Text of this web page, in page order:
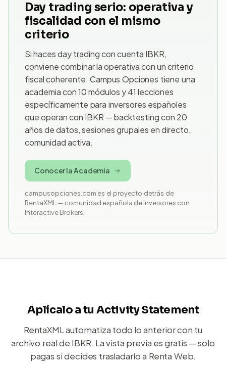
Day trading serio: operativa y
fiscalidad con el mismo
criterio
Si haces day trading con cuenta IBKR,
conviene combinar la operativa con un criterio
fiscal coherente. Campus Opciones tiene una
academia con 10 módulos y 41 lecciones
específicamente para inversores españoles
que operan con IBKR — backtesting con 20
años de datos, sesiones grupales en directo,
comunidad activa.
Conocer la Academia
campusopciones.com es el proyecto detrás de
RentaXML — comunidad española de inversores con
Interactive Brokers.
Aplícalo a tu Activity Statement
RentaXML automatiza todo lo anterior con tu
archivo real de IBKR. La vista previa es gratis — solo
pagas si decides trasladarlo a Renta Web.